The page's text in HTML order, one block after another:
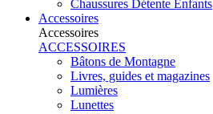
Chaussures Détente Enfants
Accessoires
Accessoires
ACCESSOIRES
Bâtons de Montagne
Livres, guides et magazines
Lumières
Lunettes